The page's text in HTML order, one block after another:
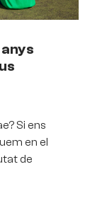
Si ens
en el
de